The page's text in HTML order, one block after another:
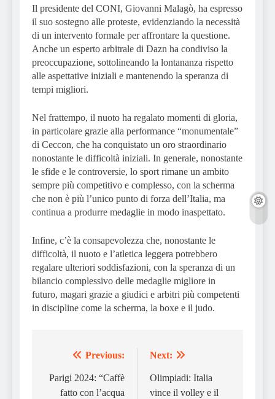
Il presidente del CONI, Giovanni Malagò, ha espresso
il suo sostegno alle proteste, evidenziando la necessità
di un intervento formale per affrontare la questione.
Anche un esperto arbitrale di Dazn ha condiviso la
preoccupazione, sottolineando la lontananza rispetto
alle aspettative iniziali e mantenendo la speranza di
tempi migliori.
Nel frattempo, il nuoto ha regalato momenti di gloria,
in particolare grazie alla performance “monumentale”
di Ceccon, che ha conquistato un oro straordinario
nonostante le difficoltà iniziali. In generale, nonostante
le sfide e le controversie, lo sport rimane un ambito
sempre più competitivo e complesso, con la scherma
che non è più l’unico punto di forza dell’Italia, ma
continua a produrre medaglie in modo inaspettato.
Infine, c’è la consapevolezza che, nonostante le
difficoltà, il nuoto e l’atletica leggera potrebbero
regalare ulteriori soddisfazioni, con la speranza di un
bilancio complessivo delle medaglie migliore in
futuro, magari grazie a giudici e arbitri più competenti
in discipline come la scherma, la boxe e il judo.
navigation
Previous:
Parigi 2024: “Caffè
fatto con l’acqua
Next:
Olimpiadi: Italia
vince il volley e il